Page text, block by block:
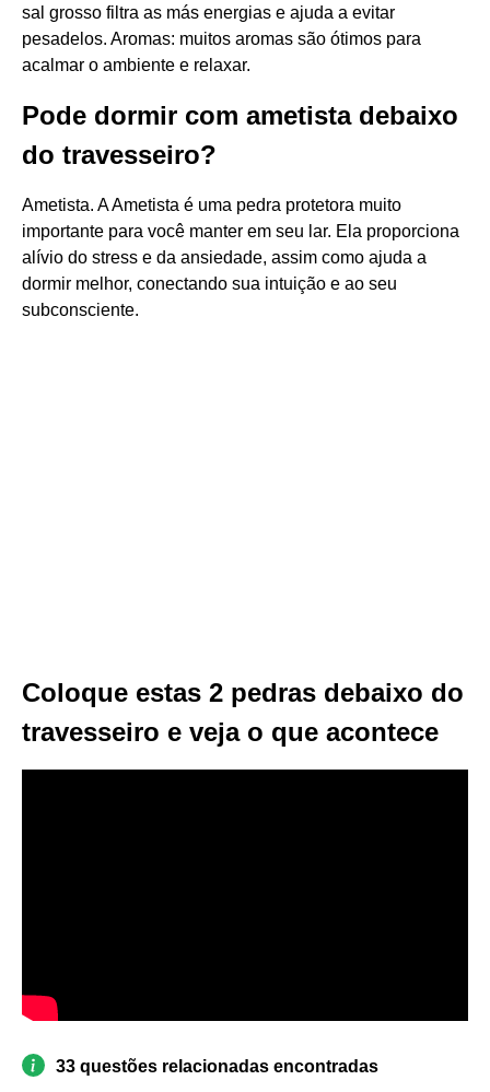
sal grosso filtra as más energias e ajuda a evitar
pesadelos. Aromas: muitos aromas são ótimos para
acalmar o ambiente e relaxar.
Pode dormir com ametista debaixo
do travesseiro?
Ametista. A Ametista é uma pedra protetora muito
importante para você manter em seu lar. Ela proporciona
alívio do stress e da ansiedade, assim como ajuda a
dormir melhor, conectando sua intuição e ao seu
subconsciente.
Coloque estas 2 pedras debaixo do
travesseiro e veja o que acontece
33 questões relacionadas encontradas